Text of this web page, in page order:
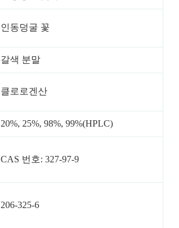
인동덩굴 꽃
갈색 분말
클로로겐산
20%, 25%, 98%, 99%(HPLC)
CAS 번호: 327-97-9
206-325-6